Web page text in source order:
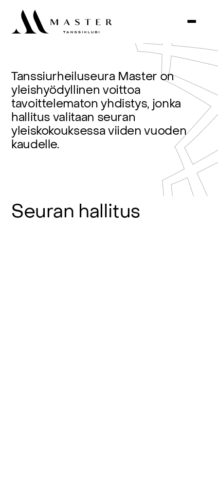
Tanssiurheiluseura Master on
yleishyödyllinen voittoa
tavoittelematon yhdistys, jonka
hallitus valitaan seuran
yleiskokouksessaviiden vuoden
kaudelle.
Seuran hallitus